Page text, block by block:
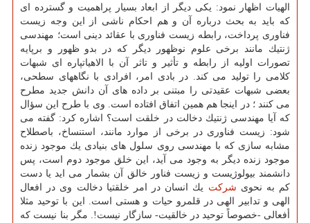
الهیات اظهار نمود: یكی دیگر از ابعاد بسیار پراهمیت و گسترده ای
كه باید به بحث درباره آن و هم احكام ناشی از این وجه زیست
فناوری پرداخت، رابطه زیست فناوری با عقائد دینی است؛ مهندسی
ژنتیك مانند برخی علوم نوظهور دیگر كه در بدو ظهور و برپایه
تصورات اولیه از رابطه و تأثیر و تاثر آن با الاهیاتپاره ای شبهات
كلامی را تولید می كند. در بادی امر، افرادی با نگاههای سطحی،
بعضی شبهات عقیدتی را مبتنی بر داده های آن دانش جدید مطرح
می كنند ؛ در اینجا هم همین اتفاق افتاده است. وی با طرح این سؤال
كه آیا مهندسی ژنتیك دخالت در خلقت است؟ اشاره كرد: گفته می
شود: زیست فناوری در برخی از موارد مانند، استنساخ، باصطلاح
مشابه سازی كه با مهندسی روی سلول های بنیادی یك موجود زنده
موجود زنده دیگر به وجود می آید، این خلق موجود دوم است، پس
دانشمند بیولوژیست و زیست فناور خالق آن بشمار می اید یا دست
كم به نحوی شركت یك انسان در امر خلقتیا دخالت وی در افعال
الهی و تدابیر الهی در قلمرو حیات و هستی است. این با توحید مثلا
أفعالی -خصوصاً توحید در خالقیت- سازگار نیست!. مگر بنا نیست كه